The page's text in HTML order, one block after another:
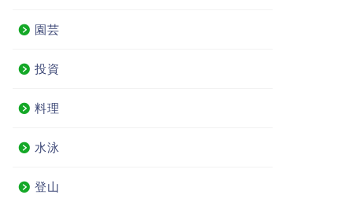
園芸
投資
料理
水泳
登山